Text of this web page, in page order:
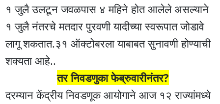
१ जुलै उलटून जवळपास ४ महिने होत आलेले असल्याने
१ जुलै नंतरचे मतदार पुरवणी यादीच्या स्वरूपात जोडावे
लागू शकतात.३१ ऑक्टोबरला याबाबत सुनावणी होण्याची
शक्यता आहे..
तर निवडणुका फेब्रुवारीनंतर?
दरम्यान केंद्रीय निवडणूक आयोगाने आज १२ राज्यांमध्ये